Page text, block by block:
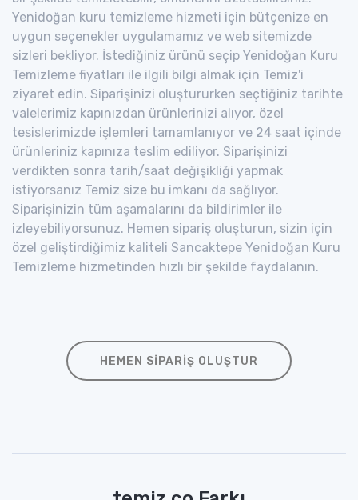
Yenidoğan kuru temizleme hizmeti için bütçenize en
uygun seçenekler uygulamamız ve web sitemizde
sizleri bekliyor. İstediğiniz ürünü seçip Yenidoğan Kuru
Temizleme fiyatları ile ilgili bilgi almak için Temiz'i
ziyaret edin. Siparişinizi oluştururken seçtiğiniz tarihte
valelerimiz kapınızdan ürünlerinizi alıyor, özel
tesislerimizde işlemleri tamamlanıyor ve 24 saat içinde
ürünleriniz kapınıza teslim ediliyor. Siparişinizi
verdikten sonra tarih/saat değişikliği yapmak
istiyorsanız Temiz size bu imkanı da sağlıyor.
Siparişinizin tüm aşamalarını da bildirimler ile
izleyebiliyorsunuz. Hemen sipariş oluşturun, sizin için
özel geliştirdiğimiz kaliteli Sancaktepe Yenidoğan Kuru
Temizleme hizmetinden hızlı bir şekilde faydalanın.
HEMEN SIPARIŞ OLUŞTUR